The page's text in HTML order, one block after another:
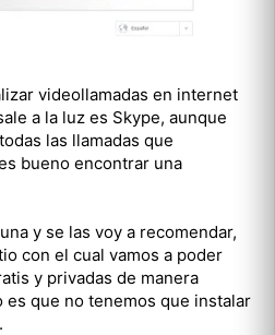
videollamadas en internet
a la luz es Skype, aunque
las llamadas que
bueno encontrar una
y se las voy a recomendar,
con el cual vamos a poder
y privadas de manera
que no tenemos que instalar